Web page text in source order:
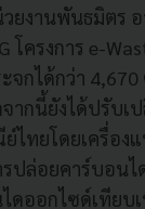
ยงานพันธมิตร อ
โครงการ e-
จกได้กว่า
กนี้ยังได้ปรับเป
ไทยโดยเครื่อง
ปล่อยคาร์บอนไ
ดออกไซด์เทียบ